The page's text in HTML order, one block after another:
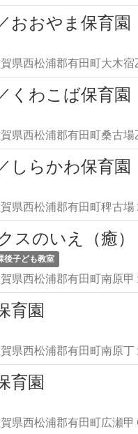
おおやま保育園
県西松浦郡有田町大木宿
くわこば保育園
県西松浦郡有田町桑古場
しらかわ保育園
県西松浦郡有田町稗古場
スのいえ（癒）
後子ども教室
県西松浦郡有田町南原甲
育園
県西松浦郡有田町南原丁
育園
県西松浦郡有田町広瀬甲